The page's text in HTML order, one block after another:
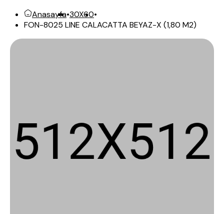
Anasayfa•30X60•
FON-8025 LINE CALACATTA BEYAZ-X (1,80 M2)